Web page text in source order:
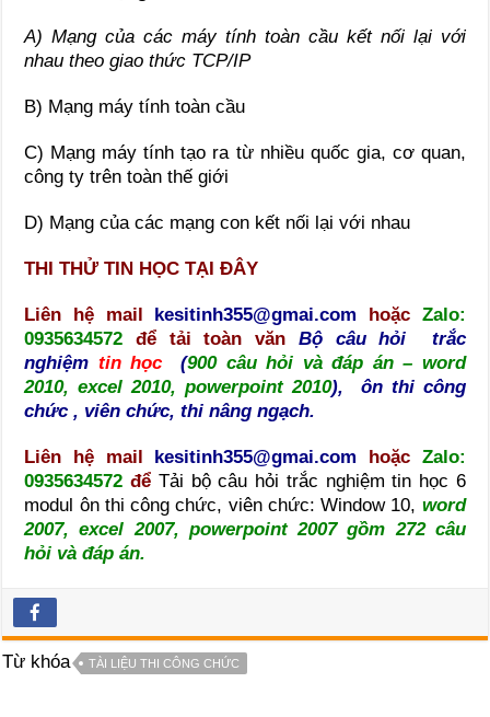
A) Mạng của các máy tính toàn cầu kết nối lại với
nhau theo giao thức TCP/IP
B) Mạng máy tính toàn cầu
C) Mạng máy tính tạo ra từ nhiều quốc gia, cơ quan,
công ty trên toàn thế giới
D) Mạng của các mạng con kết nối lại với nhau
THI THỬ TIN HỌC TẠI ĐÂY
Liên hệ mail kesitinh355@gmai.com hoặc Zalo:
0935634572 để tải toàn văn Bộ câu hỏi trắc
nghiệm tin học (900 câu hỏi và đáp án – word
2010, excel 2010, powerpoint 2010), ôn thi công
chức , viên chức, thi nâng ngạch.
Liên hệ mail kesitinh355@gmai.com hoặc Zalo:
0935634572 để Tải bộ câu hỏi trắc nghiệm tin học 6
modul ôn thi công chức, viên chức: Window 10, word
2007, excel 2007, powerpoint 2007 gồm 272 câu
hỏi và đáp án.
Từ khóa TÀI LIỆU THI CÔNG CHỨC